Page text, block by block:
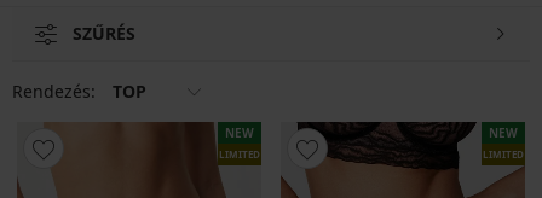
SZŰRÉS
Rendezés: TOP
NEW
LIMITED
NEW
LIMITED